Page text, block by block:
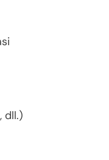
dll.)